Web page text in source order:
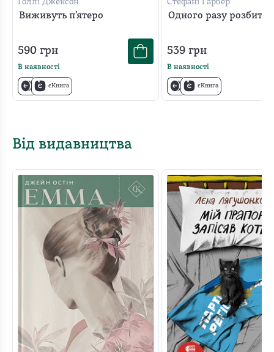
Голлі Джексон
Виживуть п’ятеро
590 грн
В наявності
єКнига
Стефані Ґарбер
Одного разу розбите
539грн
В наявності
єКнига
Від видавництва